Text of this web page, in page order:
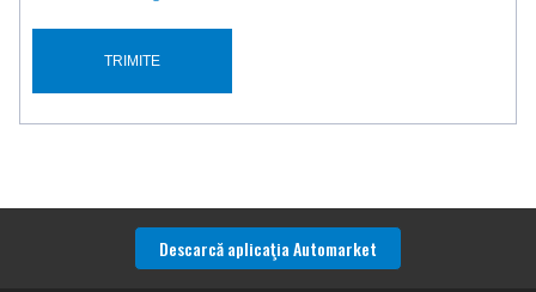
Descarcă aplicaţia Automarket